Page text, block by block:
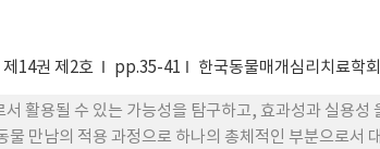
제14권 제2호 pp.35-41 한국동물매개심리치료학회
활용될 수 있는 가능성을 탐구하고, 효과성과 실용성
물 만남의 적용 과정으로 하나의 총체적인 부분으로서